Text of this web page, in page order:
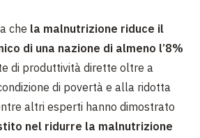
che la malnutrizione riduce il
di una nazione di almeno l’8%
di produttività dirette oltre a
di povertà e alla ridotta
altri esperti hanno dimostrato
nel ridurre la malnutrizione